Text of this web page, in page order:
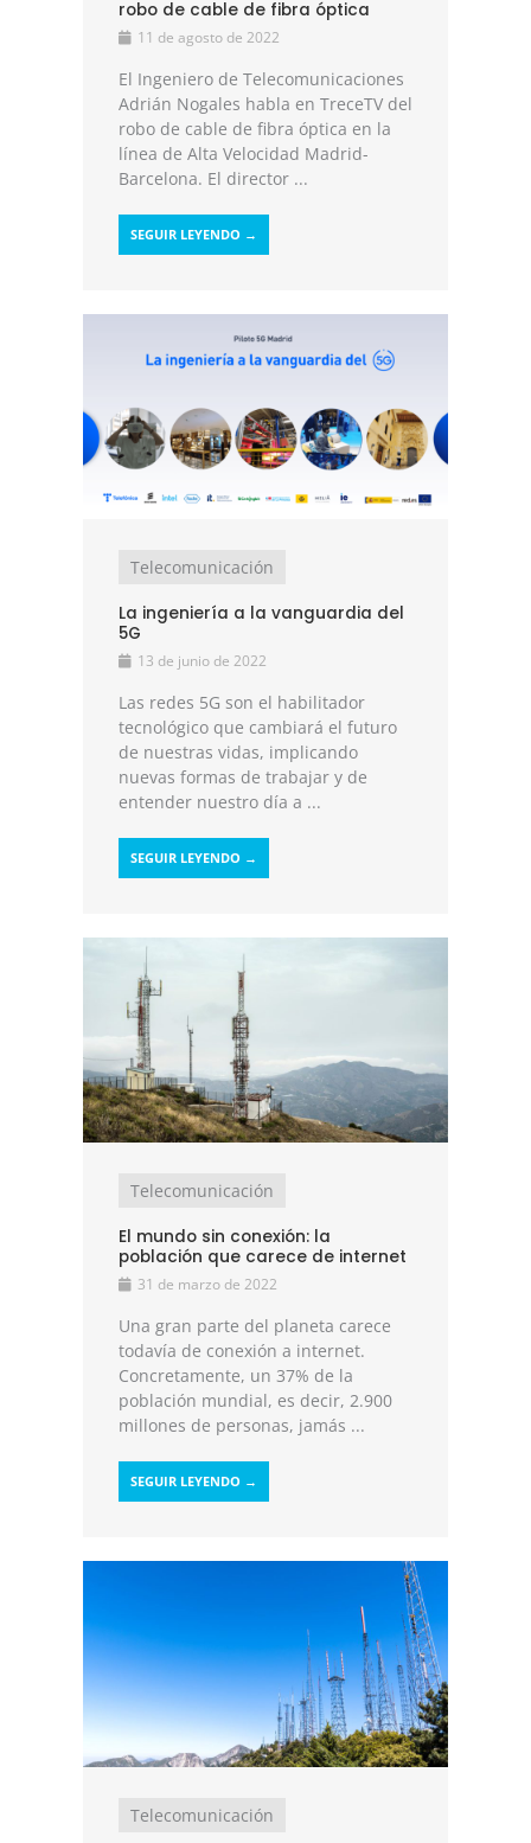
robo de cable de fibra óptica
11 de agosto de 2022
El Ingeniero de Telecomunicaciones
Adrián Nogales habla en TreceTV del
robo de cable de fibra óptica en la
línea de Alta Velocidad Madrid-
Barcelona. El director ...
SEGUIR LEYENDO →
Telecomunicación
La ingeniería a la vanguardia del
5G
13 de junio de 2022
Las redes 5G son el habilitador
tecnológico que cambiará el futuro
de nuestras vidas, implicando
nuevas formas de trabajar y de
entender nuestro día a ...
SEGUIR LEYENDO →
Telecomunicación
El mundo sin conexión: la
población que carece de internet
31 de marzo de 2022
Una gran parte del planeta carece
todavía de conexión a internet.
Concretamente, un 37% de la
población mundial, es decir, 2.900
millones de personas, jamás ...
SEGUIR LEYENDO →
Telecomunicación